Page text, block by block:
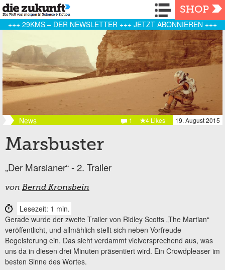
Navigation
SHOP
+++ 29KMS – DER NEWSLETTER +++ JETZT ABONNIEREN +++
News 19. August 2015
4 Likes
1
Marsbuster
„Der Marsianer“ - 2. Trailer
von Bernd Kronsbein
Lesezeit: 1 min.
Gerade wurde der zweite Trailer von Ridley Scotts „The Martian“
veröffentlicht, und allmählich stellt sich neben Vorfreude
Begeisterung ein. Das sieht verdammt vielversprechend aus, was
uns da in diesen drei Minuten präsentiert wird. Ein Crowdpleaser im
besten Sinne des Wortes.